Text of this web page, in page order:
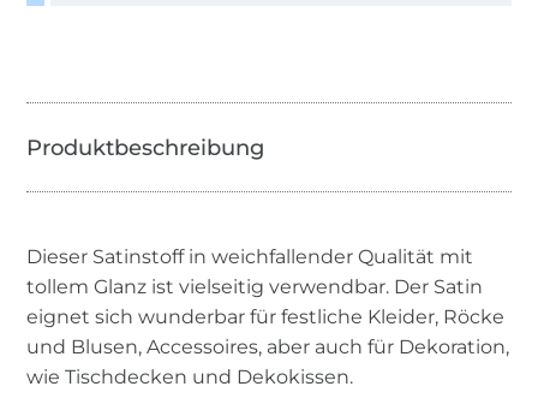
Dieser Satinstoff in weichfallender Qualität mit
tollem Glanz ist vielseitig verwendbar. Der Satin
eignet sich wunderbar für festliche Kleider, Röcke
und Blusen, Accessoires, aber auch für Dekoration,
wie Tischdecken und Dekokissen.